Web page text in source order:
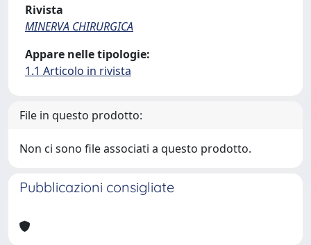
Rivista
MINERVA CHIRURGICA
Appare nelle tipologie:
1.1 Articolo in rivista
File in questo prodotto:
Non ci sono file associati a questo prodotto.
Pubblicazioni consigliate